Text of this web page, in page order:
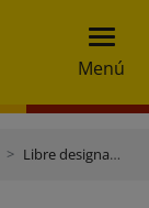
Menú
Libre designación